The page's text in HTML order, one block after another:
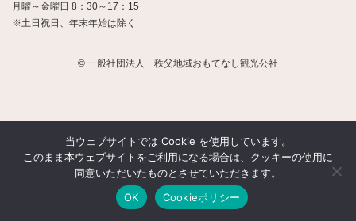
月曜～金曜日 8：30～17：15
※土日祝日、年末年始は除く
© 一般社団法人 秩父地域おもてなし観光公社
当ウェブサイトでは Cookie を使用しています。
このまま本ウェブサイトをご利用になる場合は、クッキーの使用に
同意いただいたものとさせていただきます。
OK
Cookieポリシー